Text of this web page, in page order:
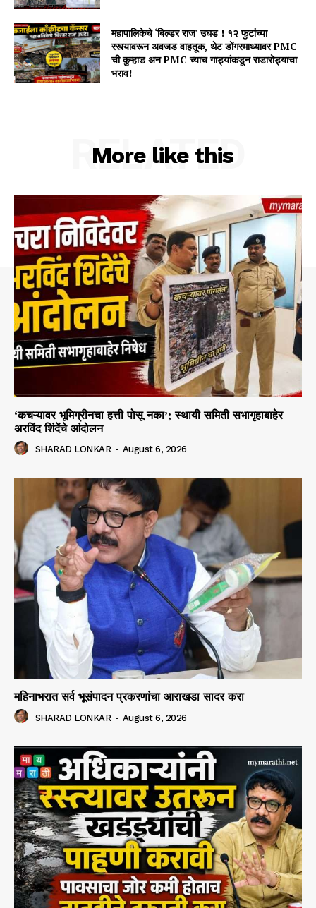
महापालिकेचे ‘बिल्डर राज’ उघड ! १२ फुटांच्या
रस्त्यावरून अवजड वाहतूक, थेट डोंगरमाथ्यावर PMC
ची कुऱ्हाड अन PMC च्याच गाड्यांकडून राडारोड्याचा
भराव!
More like this
RELATED
‘कचऱ्यावर भूमिग्रीनचा हत्ती पोसू नका’; स्थायी समिती सभागृहाबाहेर
अरविंद शिंदेंचे आंदोलन
SHARAD LONKAR - August 6, 2026
महिनाभरात सर्व भूसंपादन प्रकरणांचा आराखडा सादर करा
SHARAD LONKAR - August 6, 2026